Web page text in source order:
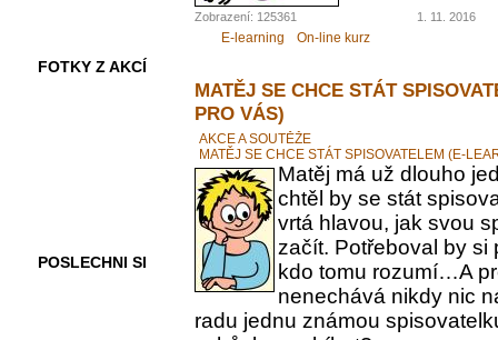
FOTKY Z AKCÍ
POSLECHNI SI
Zobrazení: 125361 1. 11. 2016
E-learning On-line kurz
MATĚJ SE CHCE STÁT
PRO VÁS)
AKCE A SOUTĚŽE
MATĚJ SE CHCE STÁT SPISOVATELEM (E-
Matěj má už dlouho
chtěl by se stát
vrtá hlavou, jak svou
začít. Potřeboval by si
kdo tomu rozumí…A
nenechává nikdy nic
radu jednu známou